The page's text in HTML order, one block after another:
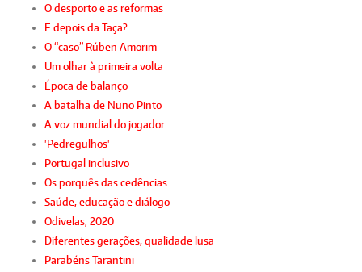
O desporto e as reformas
E depois da Taça?
O “caso” Rúben Amorim
Um olhar à primeira volta
Época de balanço
A batalha de Nuno Pinto
A voz mundial do jogador
'Pedregulhos'
Portugal inclusivo
Os porquês das cedências
Saúde, educação e diálogo
Odivelas, 2020
Diferentes gerações, qualidade lusa
Parabéns Tarantini